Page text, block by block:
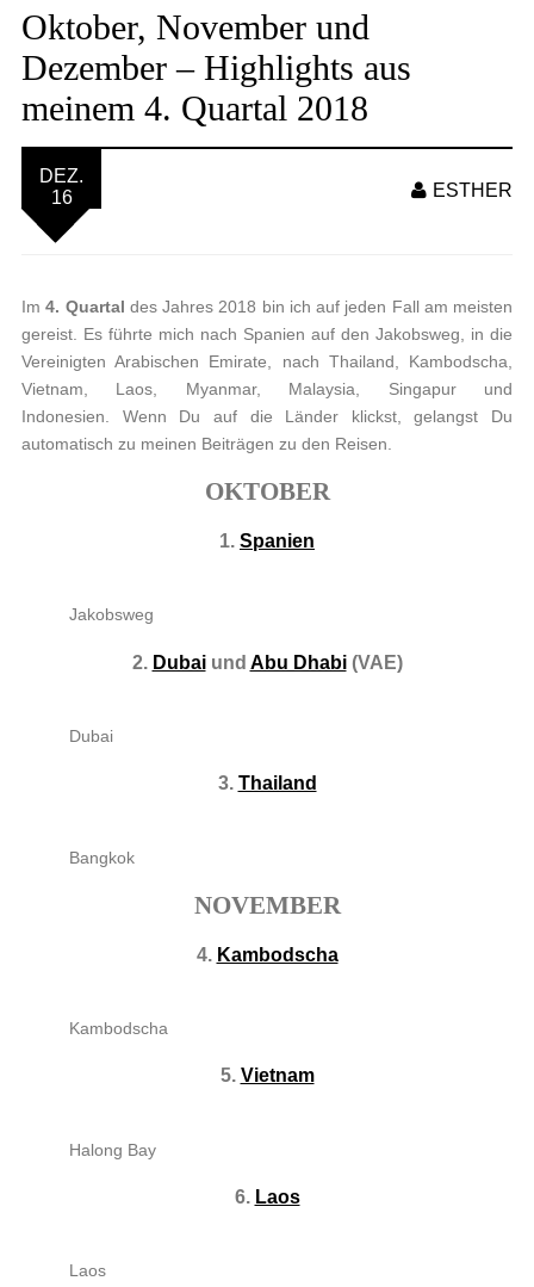
Oktober, November und
Dezember – Highlights aus
meinem 4. Quartal 2018
DEZ.
16
ESTHER
Im4. Quartal des Jahres 2018 bin ich auf jeden Fall am meisten
gereist. Es führte mich nach Spanien auf den Jakobsweg, in die
Vereinigten Arabischen Emirate, nach Thailand, Kambodscha,
Vietnam, Laos, Myanmar, Malaysia, Singapur und
Indonesien. Wenn Du auf die Länder klickst, gelangst Du
automatisch zu meinen Beiträgen zu den Reisen.
OKTOBER
1. Spanien
Jakobsweg
2. Dubaiund Abu Dhabi(VAE)
Dubai
3. Thailand
Bangkok
NOVEMBER
4. Kambodscha
Kambodscha
5. Vietnam
Halong Bay
6. Laos
Laos